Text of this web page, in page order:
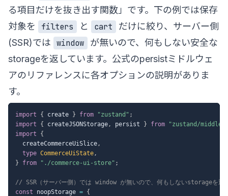
る項目だけを抜き出す関数」です。下の例では保存
対象を
filters と cart
だけに絞り、サーバー側
(SSR)では window
が無いので、何もしない安全な
storageを返しています。公式のpersistミドルウェ
アのリファレンスに各オプションの説明がありま
す。
import { create } from "zustand" ;
import
{ createJSONStorage, persist } from
"zustand/
import
{
  createCommerceUiSlice
,
type CommerceUiState,
}
from "./commerce-ui-store" ;
// SSR（サーバー側）では window が無いので、何もしないstorageを返
const noopStorage = {